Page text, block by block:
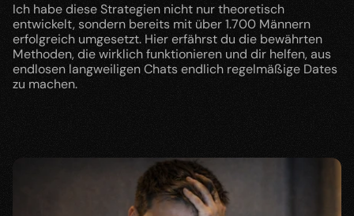
Lasse Landeck
langjähriger Dating-Experte
Ich habe diese Strategien nicht nur theoretisch
entwickelt, sondern bereits mit über 1.700 Männern
erfolgreich umgesetzt. Hier erfährst du die bewährten
Methoden, die wirklich funktionieren und dir helfen, aus
endlosen langweiligen Chats endlich regelmäßige Dates
zu machen.